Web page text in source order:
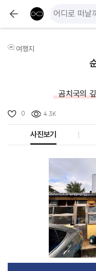
여행지
곰치국의
0 4.3K
사진보기